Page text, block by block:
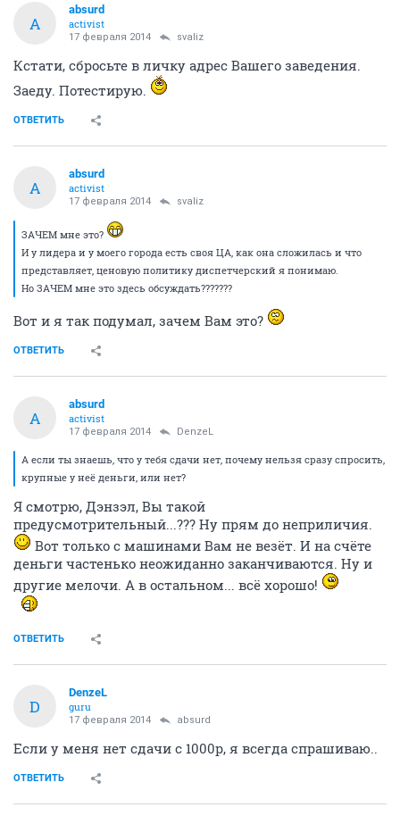
A
absurd
activist
17 февраля 2014 svaliz
Кстати, сбросьте в личку адрес Вашего заведения.
Заеду. Потестирую.
ОТВЕТИТЬ
A
absurd
activist
17 февраля 2014 svaliz
ЗАЧЕМ мне это?
И у лидера и у моего города есть своя ЦА, как она сложилась и что
представляет, ценовую политику диспетчерский я понимаю.
Но ЗАЧЕМ мне это здесь обсуждать???????
Вот и я так подумал, зачем Вам это?
ОТВЕТИТЬ
A
absurd
activist
17 февраля 2014 DenzeL
А если ты знаешь, что у тебя сдачи нет, почему нельзя сразу спросить,
крупные у неё деньги, или нет?
Я смотрю, Дэнзэл, Вы такой
предусмотрительный...??? Ну прям до неприличия.
Вот только с машинами Вам не везёт. И на счёте
деньги частенько неожиданно заканчиваются. Ну и
другие мелочи. А в остальном... всё хорошо!
ОТВЕТИТЬ
D
DenzeL
guru
17 февраля 2014 absurd
Если у меня нет сдачи с 1000р, я всегда спрашиваю..
ОТВЕТИТЬ